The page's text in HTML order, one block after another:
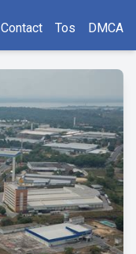
Contact Tos DMCA